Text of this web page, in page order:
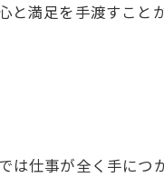
満足を手渡すこと
仕事が全く手につ